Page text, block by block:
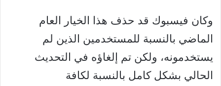
وكان فيسبوك قد حذف هذا الخيار العام
الماضي بالنسبة للمستخدمين الذين لم
يستخدمونه، ولكن تم إلغاؤه في التحديث
الحالي بشكل كامل بالنسبة لكافة